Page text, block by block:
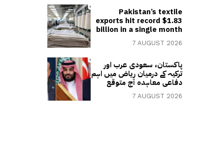
Pakistan’s textile
exports hit record $1.83
billion in a single month
7 AUGUST 2026
پاکستان، سعودی عرب اور
ترکیہ کے درمیان ریاض میں اہم
دفاعی معاہدہ آج متوقع
7 AUGUST 2026